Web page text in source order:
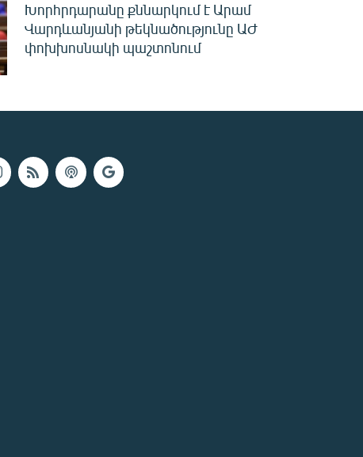
Խորհրդարանը քննարկում է Արամ
Վարդևանյանի թեկնածությունը ԱԺ
փոխխոսնակի պաշտոնում